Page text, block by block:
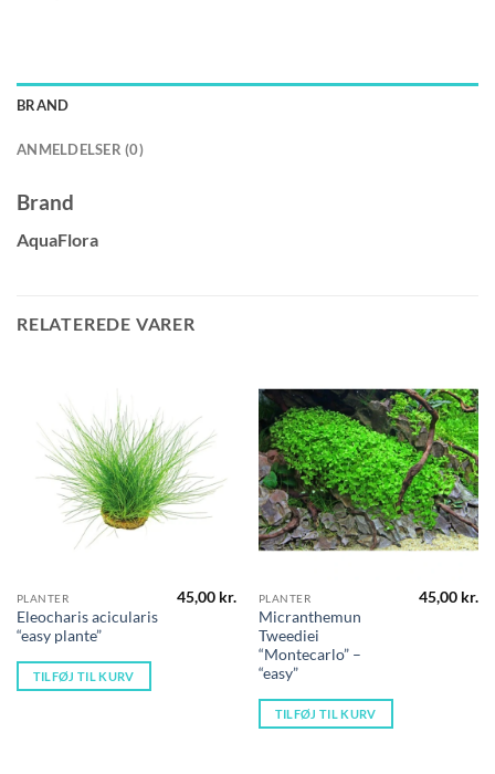
BRAND
ANMELDELSER (0)
Brand
AquaFlora
RELATEREDE VARER
PLANTER
Eleocharis acicularis
“easy plante”
45,00 kr.
TILFØJ TIL KURV
PLANTER
Micranthemun
Tweediei
“Montecarlo” –
“easy”
45,00 kr.
TILFØJ TIL KURV